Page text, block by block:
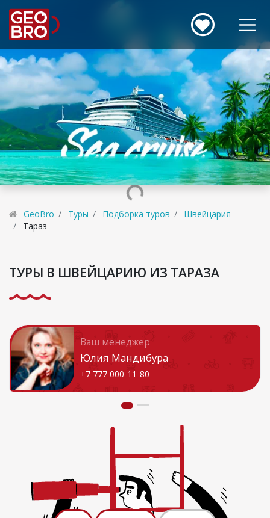
GeoBro Туры Подборка туров
Швейцария
Тараз
ТУРЫ В ШВЕЙЦАРИЮ ИЗ ТАРАЗА
Ваш менеджер
Юлия Мандибура
+7 777 000-11-80